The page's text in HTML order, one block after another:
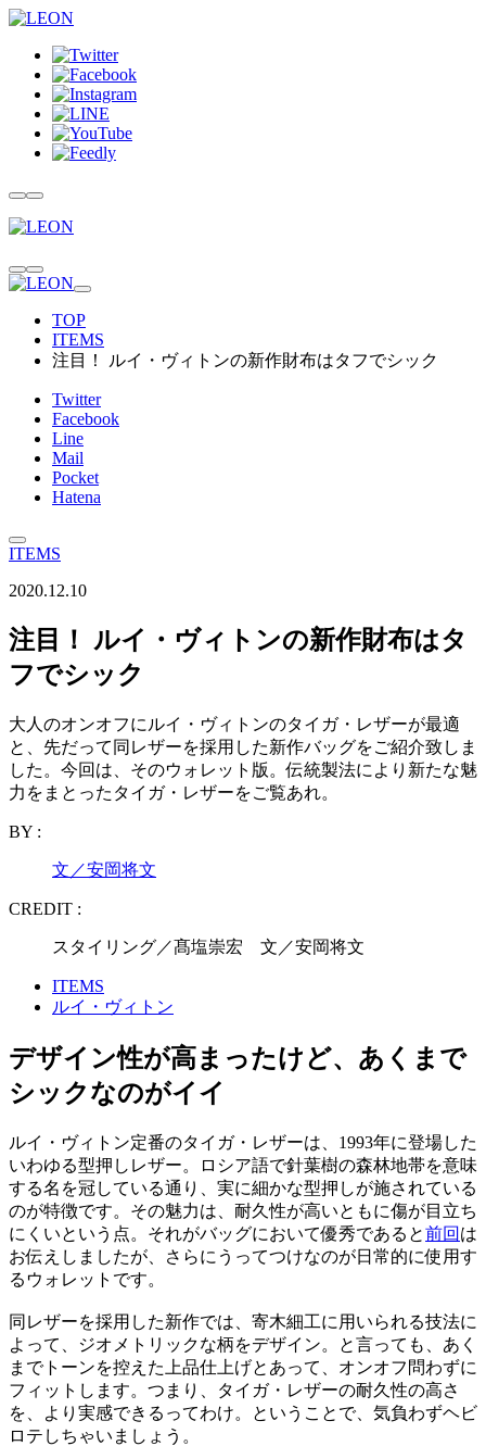
TOP
ITEMS
注目！ ルイ・ヴィトンの新作財布はタフでシック
Twitter
Facebook
Line
Mail
Pocket
Hatena
ITEMS
2020.12.10
注目！ ルイ・ヴィトンの新作財布はタ
フでシック
大人のオンオフにルイ・ヴィトンのタイガ・レザーが最適
と、先だって同レザーを採用した新作バッグをご紹介致しま
した。今回は、そのウォレット版。伝統製法により新たな魅
力をまとったタイガ・レザーをご覧あれ。
BY :
文／安岡将文
CREDIT :
スタイリング／髙塩崇宏 文／安岡将文
ITEMS
ルイ・ヴィトン
デザイン性が高まったけど、あくまで
シックなのがイイ
ルイ・ヴィトン定番のタイガ・レザーは、1993年に登場した
いわゆる型押しレザー。ロシア語で針葉樹の森林地帯を意味
する名を冠している通り、実に細かな型押しが施されている
のが特徴です。その魅力は、耐久性が高いともに傷が目立ち
にくいという点。それがバッグにおいて優秀であると前回 は
お伝えしましたが、さらにうってつけなのが日常的に使用す
るウォレットです。
同レザーを採用した新作では、寄木細工に用いられる技法に
よって、ジオメトリックな柄をデザイン。と言っても、あく
までトーンを控えた上品仕上げとあって、オンオフ問わずに
フィットします。つまり、タイガ・レザーの耐久性の高さ
を、より実感できるってわけ。ということで、気負わずヘビ
ロテしちゃいましょう。